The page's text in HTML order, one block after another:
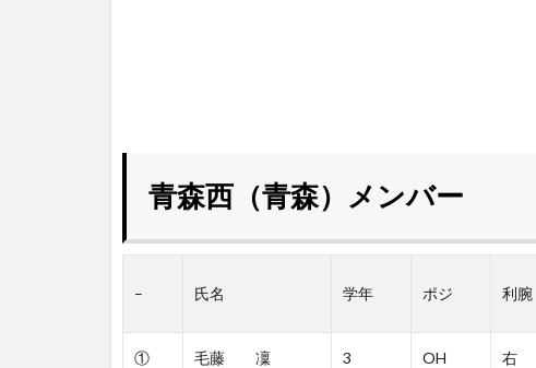
青森西（青森）メンバー
– 氏名 学年 ポジ 利腕
① 毛藤 凜 3 OH 右